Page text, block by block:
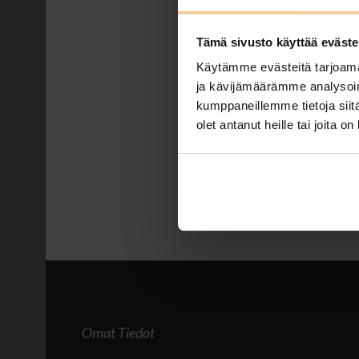
Tämä sivusto käyttää
Käytämme evästeitä
ja kävijämäärämme
kumppaneillemme tietoja
olet antanut heille tai joita
Posted byJohanna Matilainen
Vielä vapaana
vastaanottamaan
kohtaavat
viettoon. Huvilassa on
Tags:huvila,huvila kustavissa,
Omat Tiedot